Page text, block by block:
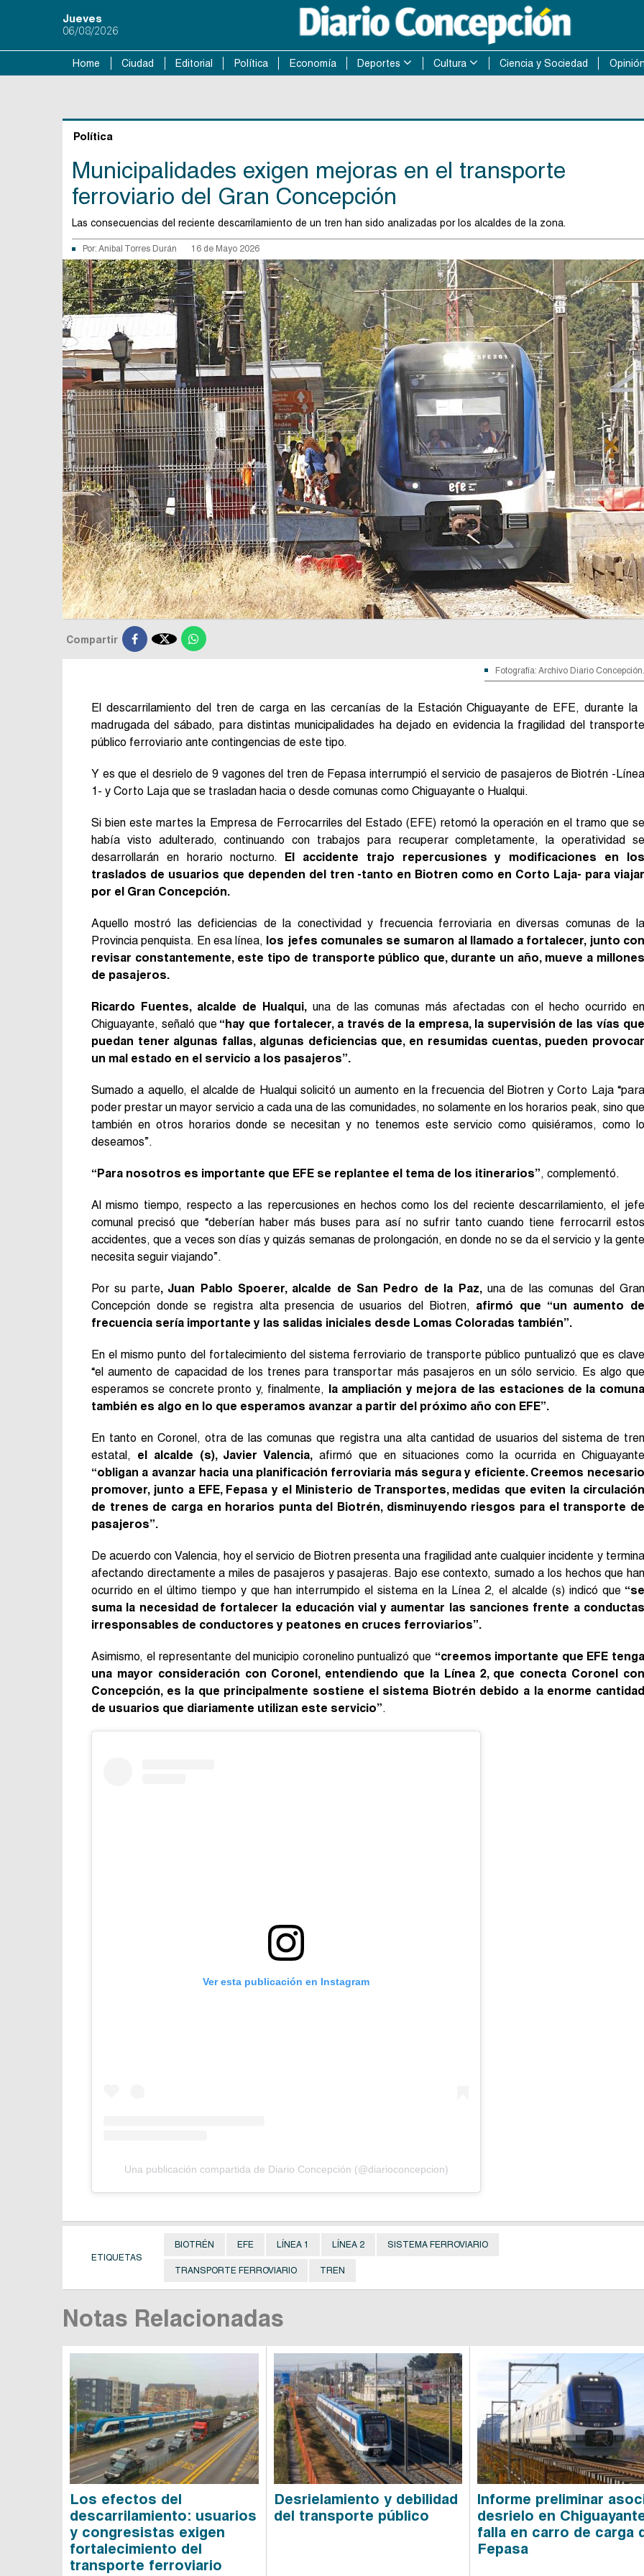
Jueves
06/08/2026
Home Ciudad Editorial Política Economía Deportes Cultura Ciencia y Sociedad Opinión
Política
Municipalidades exigen mejoras en el transporte
ferroviario del Gran Concepción
Las consecuencias del reciente descarrilamiento de un tren han sido analizadas por los alcaldes de la zona.
Por: Anibal Torres Durán 16 de Mayo 2026
Compartir 
Fotografía: Archivo Diario Concepción.
El descarrilamiento del tren de carga en las cercanías de la Estación Chiguayante de EFE, durante la
madrugada del sábado, para distintas municipalidades ha dejado en evidencia la fragilidad del transporte
público ferroviario ante contingencias de este tipo.
Y es que el desrielo de 9 vagones del tren de Fepasa interrumpió el servicio de pasajeros de Biotrén -Línea
1- y Corto Laja que se trasladan hacia o desde comunas como Chiguayante o Hualqui.
Si bien este martes la Empresa de Ferrocarriles del Estado (EFE) retomó la operación en el tramo que se
había visto adulterado, continuando con trabajos para recuperar completamente, la operatividad se
desarrollarán en horario nocturno. El accidente trajo repercusiones y modificaciones en los
traslados de usuarios que dependen del tren -tanto en Biotren como en Corto Laja- para viajar
por el Gran Concepción.
Aquello mostró las deficiencias de la conectividad y frecuencia ferroviaria en diversas comunas de la
Provincia penquista. En esa línea, los jefes comunales se sumaron al llamado a fortalecer, junto con
revisar constantemente, este tipo de transporte público que, durante un año, mueve a millones
de pasajeros.
Ricardo Fuentes, alcalde de Hualqui,una de las comunas más afectadas con el hecho ocurrido en
Chiguayante, señaló que “hay que fortalecer, a través de la empresa, la supervisión de las vías que
puedan tener algunas fallas, algunas deficiencias que, en resumidas cuentas, pueden provocar
un mal estado en el servicio a los pasajeros”.
Sumado a aquello, el alcalde de Hualqui solicitó un aumento en la frecuencia del Biotren y Corto Laja “para
poder prestar un mayor servicio a cada una de las comunidades, no solamente en los horarios peak, sino que
también en otros horarios donde se necesitan y no tenemos este servicio como quisiéramos, como lo
deseamos”.
“Para nosotros es importante que EFE se replantee el tema de los itinerarios”, complementó.
Al mismo tiempo, respecto a las repercusiones en hechos como los del reciente descarrilamiento, el jefe
comunal precisó que “deberían haber más buses para así no sufrir tanto cuando tiene ferrocarril estos
accidentes, que a veces son días y quizás semanas de prolongación, en donde no se da el servicio y la gente
necesita seguir viajando”.
Por su parte, Juan Pablo Spoerer, alcalde de San Pedro de la Paz,una de las comunas del Gran
Concepción donde se registra alta presencia de usuarios del Biotren, afirmó que “un aumento de
frecuencia sería importante y las salidas iniciales desde Lomas Coloradas también”.
En el mismo punto del fortalecimiento del sistema ferroviario de transporte público puntualizó que es clave
“el aumento de capacidad de los trenes para transportar más pasajeros en un sólo servicio. Es algo que
esperamos se concrete pronto y, finalmente, la ampliación y mejora de las estaciones de la comuna
también es algo en lo que esperamos avanzar a partir del próximo año con EFE”.
En tanto en Coronel, otra de las comunas que registra una alta cantidad de usuarios del sistema de tren
estatal, el alcalde (s), Javier Valencia, afirmó que en situaciones como la ocurrida en Chiguayante
“obligan a avanzar hacia una planificación ferroviaria más segura y eficiente. Creemos necesario
promover, junto a EFE, Fepasa y el Ministerio de Transportes, medidas que eviten la circulación
de trenes de carga en horarios punta del Biotrén, disminuyendo riesgos para el transporte de
pasajeros”.
De acuerdo con Valencia, hoy el servicio de Biotren presenta una fragilidad ante cualquier incidente y termina
afectando directamente a miles de pasajeros y pasajeras. Bajo ese contexto, sumado a los hechos que han
ocurrido en el último tiempo y que han interrumpido el sistema en la Línea 2, el alcalde (s) indicó que “se
suma la necesidad de fortalecer la educación vial y aumentar las sanciones frente a conductas
irresponsables de conductores y peatones en cruces ferroviarios”.
Asimismo, el representante del municipio coronelino puntualizó que “creemos importante que EFE tenga
una mayor consideración con Coronel, entendiendo que la Línea 2, que conecta Coronel con
Concepción, es la que principalmente sostiene el sistema Biotrén debido a la enorme cantidad
de usuarios que diariamente utilizan este servicio”.
Ver esta publicación en Instagram
Una publicación compartida de Diario Concepción (@diarioconcepcion)
ETIQUETAS
BIOTRÉN EFE LÍNEA 1 LÍNEA 2 SISTEMA FERROVIARIO
TRANSPORTE FERROVIARIO TREN
Notas Relacionadas
Los efectos del
descarrilamiento: usuarios
y congresistas exigen
fortalecimiento del
transporte ferroviario
Desrielamiento y debilidad
del transporte público
Informe preliminar
desrielo en
falla en carro de carga
Fepasa